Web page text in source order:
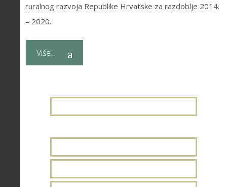
ruralnog razvoja Republike Hrvatske za razdoblje 2014.
– 2020.
Više...